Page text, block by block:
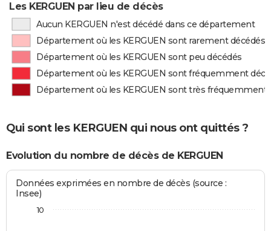
Les KERGUEN par lieu de décès
Aucun KERGUEN n'est décédé dans ce département
Département où les KERGUEN sont rarement décédés
Département où les KERGUEN sont peu décédés
Département où les KERGUEN sont fréquemment
Département où les KERGUEN sont très fréquemment
Qui sont les KERGUEN qui nous ont quittés ?
Evolution du nombre de décès de KERGUEN
Données exprimées en nombre de décès (source :
Insee)
10